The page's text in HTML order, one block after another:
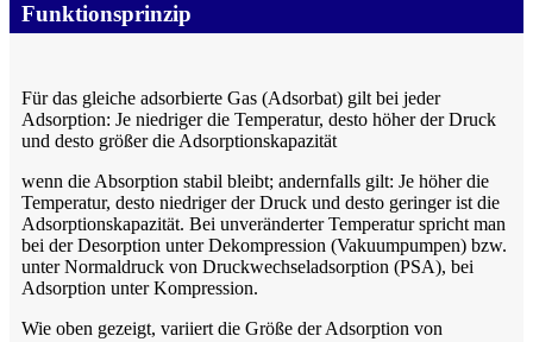
Funktionsprinzip
Für das gleiche adsorbierte Gas (Adsorbat) gilt bei jeder
Adsorption: Je niedriger die Temperatur, desto höher der Druck
und desto größer die Adsorptionskapazität
wenn die Absorption stabil bleibt; andernfalls gilt: Je höher die
Temperatur, desto niedriger der Druck und desto geringer ist die
Adsorptionskapazität. Bei unveränderter Temperatur spricht man
bei der Desorption unter Dekompression (Vakuumpumpen) bzw.
unter Normaldruck von Druckwechseladsorption (PSA), bei
Adsorption unter Kompression.
Wie oben gezeigt, variiert die Größe der Adsorption von